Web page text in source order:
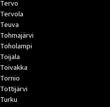
Tervo
Tervola
Teuva
Tohmajärvi
Toholampi
Toijala
Toivakka
Tornio
Tottijärvi
Turku